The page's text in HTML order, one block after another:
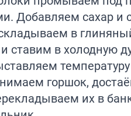
Добавляем сахар
в
ставим в холодную
горшок,
их в